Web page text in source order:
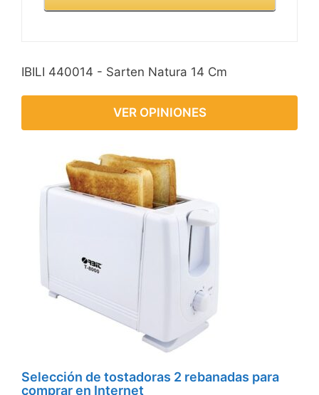
IBILI 440014 - Sarten Natura 14 Cm
VER OPINIONES
Selección de tostadoras 2 rebanadas para
comprar en Internet